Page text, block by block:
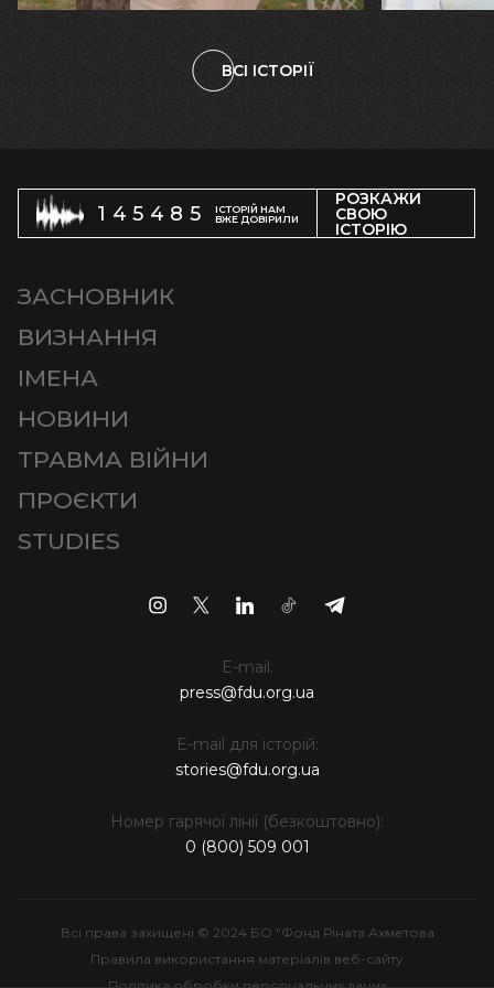
ВСІ ІСТОРІЇ
145485
ІСТОРІЙ НАМ
ВЖЕ ДОВІРИЛИ
РОЗКАЖИ
СВОЮ
ІСТОРІЮ
ЗАСНОВНИК
ВИЗНАННЯ
ІМЕНА
НОВИНИ
ТРАВМА ВІЙНИ
ПРОЄКТИ
STUDIES
E-mail:
press@fdu.org.ua
E-mail для історій:
stories@fdu.org.ua
Номер гарячої лінії (безкоштовно):
0 (800) 509 001
Всі права захищені © 2024 БО "Фонд Ріната Ахметова
Правила використання матеріалів веб-сайту